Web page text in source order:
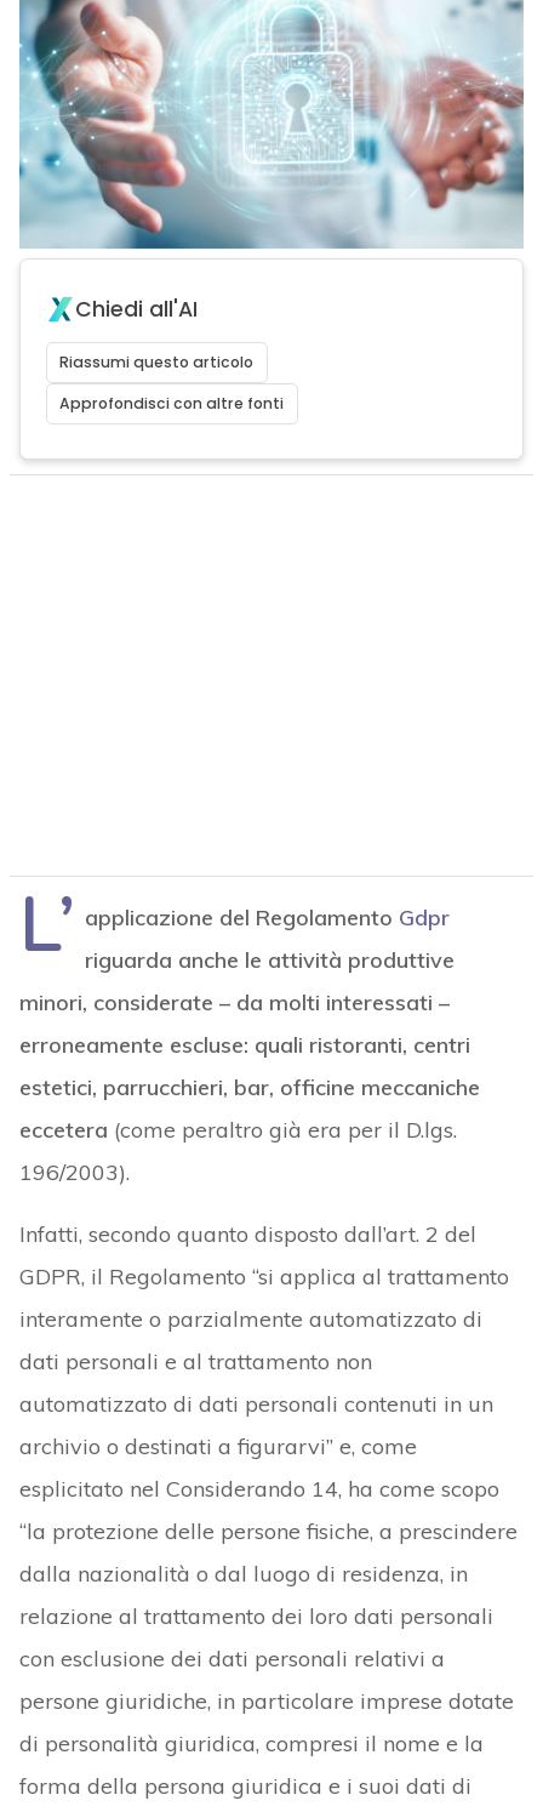
Chiedi all'AI
Riassumi questo articolo
Approfondisci con altre fonti
L’ applicazione del Regolamento Gdpr
riguarda anche le attività produttive
minori, considerate – da molti interessati –
erroneamente escluse: quali ristoranti, centri
estetici, parrucchieri, bar, officine meccaniche
eccetera (come peraltro già era per il D.lgs.
196/2003).
Infatti, secondo quanto disposto dall’art. 2 del
GDPR, il Regolamento “si applica al trattamento
interamente o parzialmente automatizzato di
dati personali e al trattamento non
automatizzato di dati personali contenuti in un
archivio o destinati a figurarvi” e, come
esplicitato nel Considerando 14, ha come scopo
“la protezione delle persone fisiche, a prescindere
dalla nazionalità o dal luogo di residenza, in
relazione al trattamento dei loro dati personali
con esclusione dei dati personali relativi a
persone giuridiche, in particolare imprese dotate
di personalità giuridica, compresi il nome e la
forma della persona giuridica e i suoi dati di